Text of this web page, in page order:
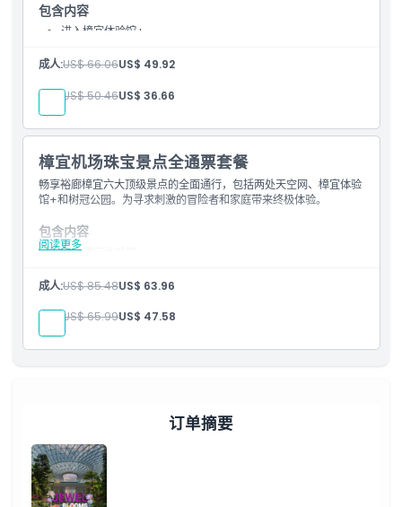
包含内容
进入樟宜体验馆+
免费进入树冠公园
成人:US$ 66.06US$ 49.92
儿童: US$ 50.46US$ 36.66
樟宜机场珠宝景点全通票套餐
畅享裕廊樟宜六大顶级景点的全面通行，包括两处天空网、樟宜体验
馆+和树冠公园。为寻求刺激的冒险者和家庭带来终极体验。
阅读更多
包含内容
入场樟宜体验馆+
免费进入树冠公园
成人:US$ 85.48US$ 63.96
儿童: US$ 65.99US$ 47.58
订单摘要